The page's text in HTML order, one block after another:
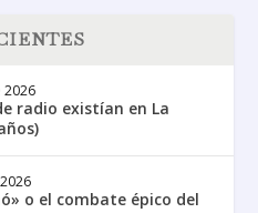
2026
radio existían en La
o el combate épico del